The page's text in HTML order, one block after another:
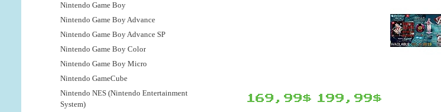
169,99$ 199,99$
Nintendo Game Boy
Nintendo Game Boy Advance
Nintendo Game Boy Advance SP
Nintendo Game Boy Color
Nintendo Game Boy Micro
Nintendo GameCube
Nintendo NES (Nintendo Entertainment
System)